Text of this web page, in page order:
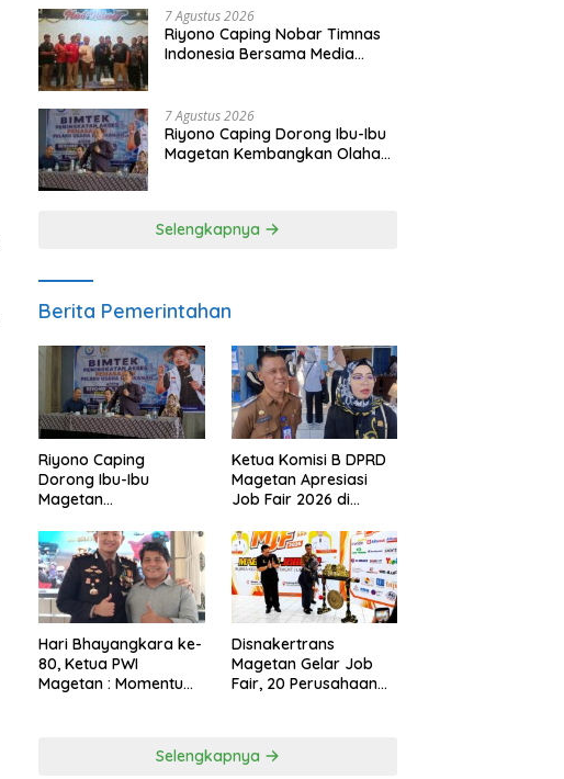
Magetan
7 Agustus 2026
Riyono Caping Nobar Timnas
Indonesia Bersama Media
7 Agustus 2026
Riyono Caping Dorong Ibu-Ibu
Magetan Kembangkan Olahan
Selengkapnya
Berita Pemerintahan
Riyono Caping
Dorong Ibu-Ibu
Magetan
Ikan, Perkuat Budaya
Gemar Makan Ikan
Ketua Komisi B DPRD
Magetan Apresiasi
Job Fair 2026 di
Anggaran
Hari Bhayangkara ke-
80, Ketua PWI
Magetan : Momentum
Disnakertrans
Magetan Gelar Job
Fair, 20 Perusahaan
Selengkapnya